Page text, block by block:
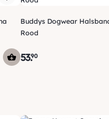
van ons zodat je je pakketje
zijn de verzendkosten €
Buddys Dogwear
Rood
53.90